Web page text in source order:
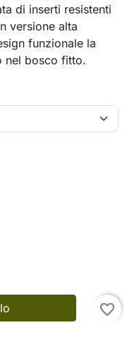
di inserti resistenti
versione alta
funzionale la
nel bosco fitto.
favorite_border